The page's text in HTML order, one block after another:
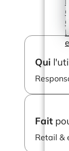
Qui
Fait
Retail &